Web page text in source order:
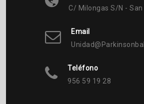
C/ Milongas S/n -
Email
Teléfono
956 59 19 28